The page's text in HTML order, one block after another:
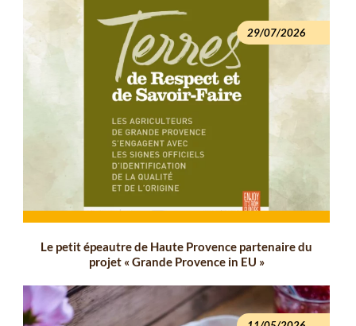
29/07/2026
Le petit épeautre de Haute Provence partenaire du
projet « Grande Provence in EU »